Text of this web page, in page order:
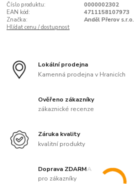
Číslo produktu:
0000002302
EAN kód:
4711158107973
Značka:
Anděl Přerov s.r.o.
Hlídat cenu / dostupnost
Lokální prodejna
Kamenná prodejna v Hranicích
Ověřeno zákazníky
zákaznické recenze
Záruka kvality
kvalitní produkty
Doprava ZDARMA
pro zákazníky